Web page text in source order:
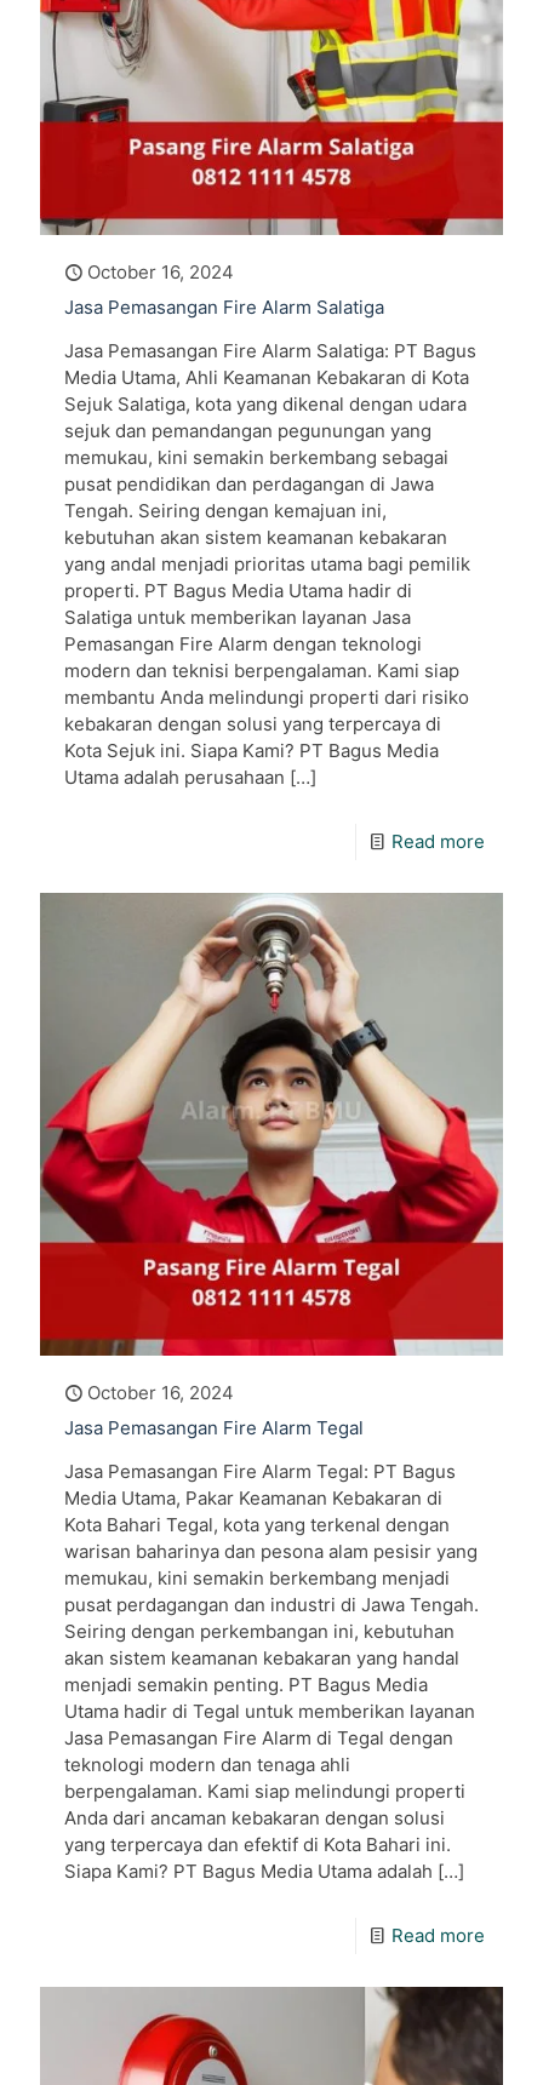
October 16, 2024
Jasa Pemasangan Fire Alarm Salatiga
Jasa Pemasangan Fire Alarm Salatiga: PT Bagus
Media Utama, Ahli Keamanan Kebakaran di Kota
Sejuk Salatiga, kota yang dikenal dengan udara
sejuk dan pemandangan pegunungan yang
memukau, kini semakin berkembang sebagai
pusat pendidikan dan perdagangan di Jawa
Tengah. Seiring dengan kemajuan ini,
kebutuhan akan sistem keamanan kebakaran
yang andal menjadi prioritas utama bagi pemilik
properti. PT Bagus Media Utama hadir di
Salatiga untuk memberikan layanan Jasa
Pemasangan Fire Alarm dengan teknologi
modern dan teknisi berpengalaman. Kami siap
membantu Anda melindungi properti dari risiko
kebakaran dengan solusi yang terpercaya di
Kota Sejuk ini. Siapa Kami? PT Bagus Media
Utama adalah perusahaan […]
Read more
October 16, 2024
Jasa Pemasangan Fire Alarm Tegal
Jasa Pemasangan Fire Alarm Tegal: PT Bagus
Media Utama, Pakar Keamanan Kebakaran di
Kota Bahari Tegal, kota yang terkenal dengan
warisan baharinya dan pesona alam pesisir yang
memukau, kini semakin berkembang menjadi
pusat perdagangan dan industri di Jawa Tengah.
Seiring dengan perkembangan ini, kebutuhan
akan sistem keamanan kebakaran yang handal
menjadi semakin penting. PT Bagus Media
Utama hadir di Tegal untuk memberikan layanan
Jasa Pemasangan Fire Alarm di Tegal dengan
teknologi modern dan tenaga ahli
berpengalaman. Kami siap melindungi properti
Anda dari ancaman kebakaran dengan solusi
yang terpercaya dan efektif di Kota Bahari ini.
Siapa Kami? PT Bagus Media Utama adalah […]
Read more